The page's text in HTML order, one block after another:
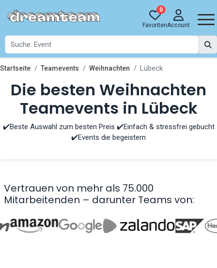
0
FavoritenAccount
Startseite Teamevents Weihnachten Lübeck
Die besten Weihnachten
Teamevents in Lübeck
✔️Beste Auswahl zum besten Preis ✔️Einfach & stressfrei gebucht
✔️Events die begeistern
Vertrauen von mehr als 75.000
Mitarbeitenden – darunter Teams von: